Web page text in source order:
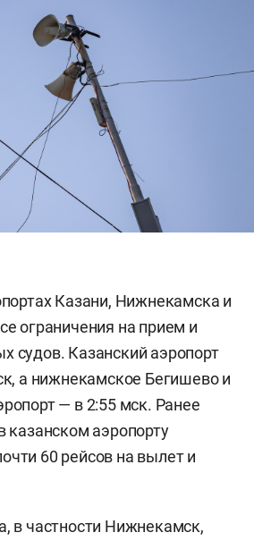
Казани, Нижнекамска и
ограничения на прием и
судов. Казанский аэропорт
а нижнекамское Бегишево и
— в 2:55 мск. Ранее
казанском аэропорту
60 рейсов на вылет и
в частности Нижнекамск,